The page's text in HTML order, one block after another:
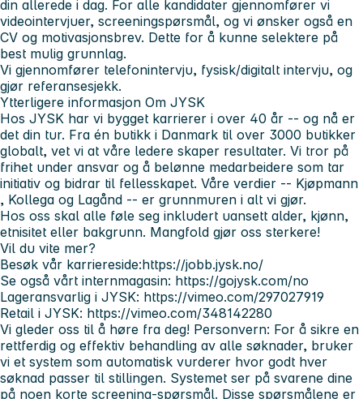
din allerede i dag. For alle kandidater gjennomfører vi
videointervjuer, screeningspørsmål, og vi ønsker også en
CV og motivasjonsbrev. Dette for å kunne selektere på
best mulig grunnlag.
Vi gjennomfører telefonintervju, fysisk/digitalt intervju, og
gjør referansesjekk.
Ytterligere informasjon Om JYSK
Hos JYSK har vi bygget karrierer i over 40 år -- og nå er
det din tur. Fra én butikk i Danmark til over 3000 butikker
globalt, vet vi at våre ledere skaper resultater. Vi tror på
frihet under ansvar og å belønne medarbeidere som tar
initiativ og bidrar til fellesskapet. Våre verdier -- Kjøpmann
, Kollega og Lagånd -- er grunnmuren i alt vi gjør.
Hos oss skal alle føle seg inkludert uansett alder, kjønn,
etnisitet eller bakgrunn. Mangfold gjør oss sterkere!
Vil du vite mer?
Besøk vår karriereside:https://jobb.jysk.no/
Se også vårt internmagasin: https://gojysk.com/no
Lageransvarlig i JYSK: https://vimeo.com/297027919
Retail i JYSK: https://vimeo.com/348142280
Vi gleder oss til å høre fra deg! Personvern: For å sikre en
rettferdig og effektiv behandling av alle søknader, bruker
vi et system som automatisk vurderer hvor godt hver
søknad passer til stillingen. Systemet ser på svarene dine
på noen korte screening-spørsmål. Disse spørsmålene er